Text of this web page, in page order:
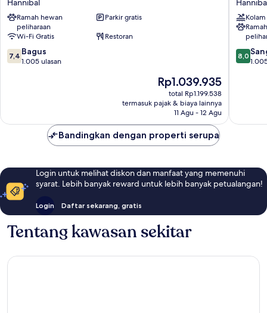
Hannibal,
MO
Hannibal
Ramah hewan
peliharaan
Parkir gratis
Wi-Fi Gratis
Restoran
7.4
dari
7,4 Bagus
1.005 ulasan
Harga
sekarang
Rp1.039.935
Rp1.039.935
total Rp1.199.538
termasuk pajak & biaya lainnya
11 Agu - 12 Agu
&
Suites
West
8.0
dari
8,0
Bandingkan dengan properti serupa
Login untuk melihat diskon dan manfaat yang memenuhi
syarat. Lebih banyak reward untuk lebih banyak petualangan!
Login Daftar sekarang, gratis
Tentang kawasan sekitar